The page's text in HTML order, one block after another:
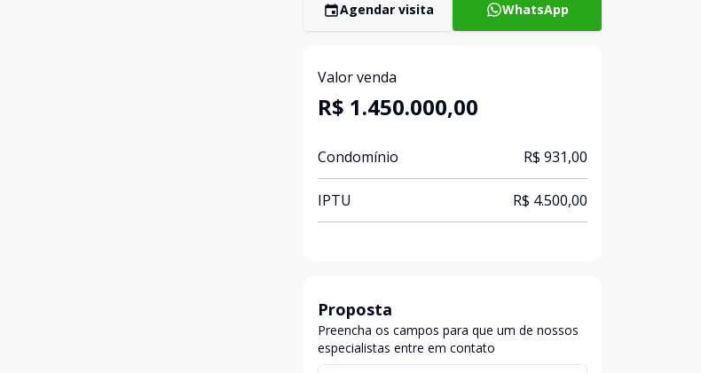
Agendar visita WhatsApp
Valor venda
R$ 1.450.000,00
Condomínio R$ 931,00
IPTU R$ 4.500,00
Proposta
Preencha os campos para que um de nossos
especialistas entre em contato